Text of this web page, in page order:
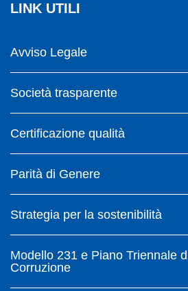
LINK UTILI
Avviso Legale
Società trasparente
Certificazione qualità
Parità di Genere
Strategia per la sostenibilità
Modello 231 e Piano Triennale
Corruzione